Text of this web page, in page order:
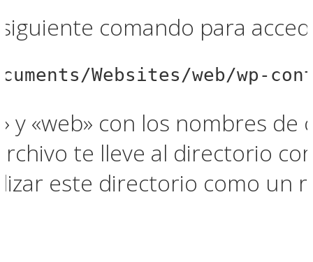
comando para
Websites/web/wp-
y «web» con los nombres
te lleve al directorio
este directorio como un